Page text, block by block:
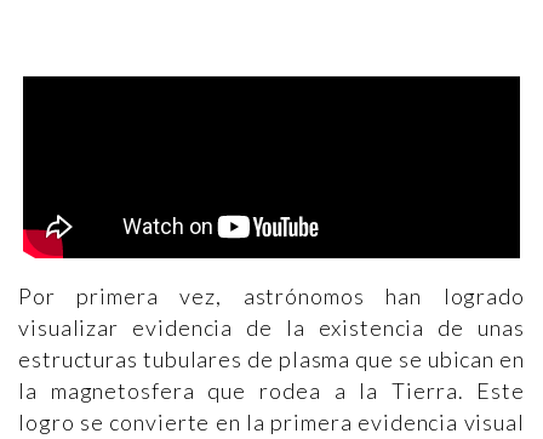
Por primera vez, astrónomos han logrado
visualizar evidencia de la existencia de unas
estructuras tubulares de plasma que se ubican en
la magnetosfera que rodea a la Tierra. Este
logro se convierte en la primera evidencia visual